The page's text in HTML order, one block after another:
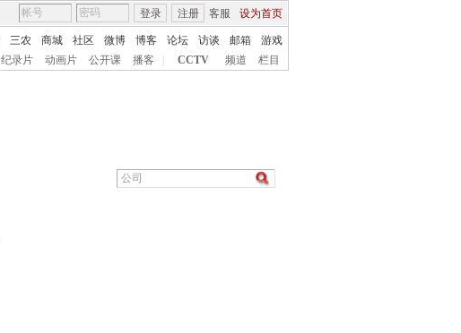
客服 设为首页
登录 注册
三农 商城 社区 微博 博客 论坛 访谈 邮箱
游戏
纪录片 动画片 公开课 播客 CCTV 频道 栏目